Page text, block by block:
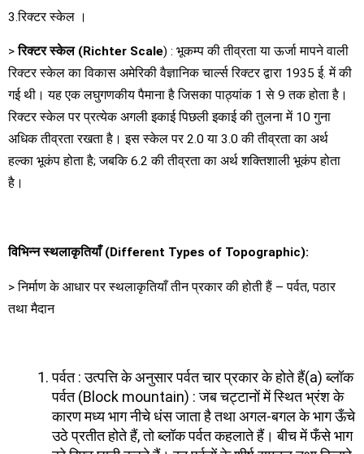
3.रिक्टर स्केल ।
>रिक्टर स्केल (Richter Scale) : भूकम्प की तीव्रता या ऊर्जा मापने वाली
रिक्टर स्केल का विकास अमेरिकी वैज्ञानिक चार्ल्स रिक्टर द्वारा 1935 ई. में की
गई थी। यह एक लघुगणकीय पैमाना है जिसका पाठ्यांक 1 से 9 तक होता है।
रिक्टर स्केल पर प्रत्येक अगली इकाई पिछली इकाई की तुलना में 10 गुना
अधिक तीव्रता रखता है। इस स्केल पर 2.0 या 3.0 की तीव्रता का अर्थ
हल्का भूकंप होता है; जबकि 6.2 की तीव्रता का अर्थ शक्तिशाली भूकंप होता
है।
विभिन्न स्थलाकृतियाँ (Different Types of Topographic):
> निर्माण के आधार पर स्थलाकृतियाँ तीन प्रकार की होती हैं – पर्वत, पठार
तथा मैदान
पर्वत : उत्पत्ति के अनुसार पर्वत चार प्रकार के होते हैं(a) ब्लॉक
पर्वत (Block mountain) : जब चट्टानों में स्थित भ्रंश के
कारण मध्य भाग नीचे धंस जाता है तथा अगल-बगल के भाग ऊँचे
उठे प्रतीत होते हैं, तो ब्लॉक पर्वत कहलाते हैं। बीच में फँसे भाग